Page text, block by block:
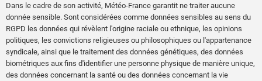
Dans le cadre de son activité, Météo-France garantit ne traiter aucune
donnée sensible. Sont considérées comme données sensibles au sens du
RGPD les données qui révèlent l'origine raciale ou ethnique, les opinions
politiques, les convictions religieuses ou philosophiques ou l'appartenance
syndicale, ainsi que le traitement des données génétiques, des données
biométriques aux fins d'identifier une personne physique de manière unique,
des données concernant la santé ou des données concernant la vie